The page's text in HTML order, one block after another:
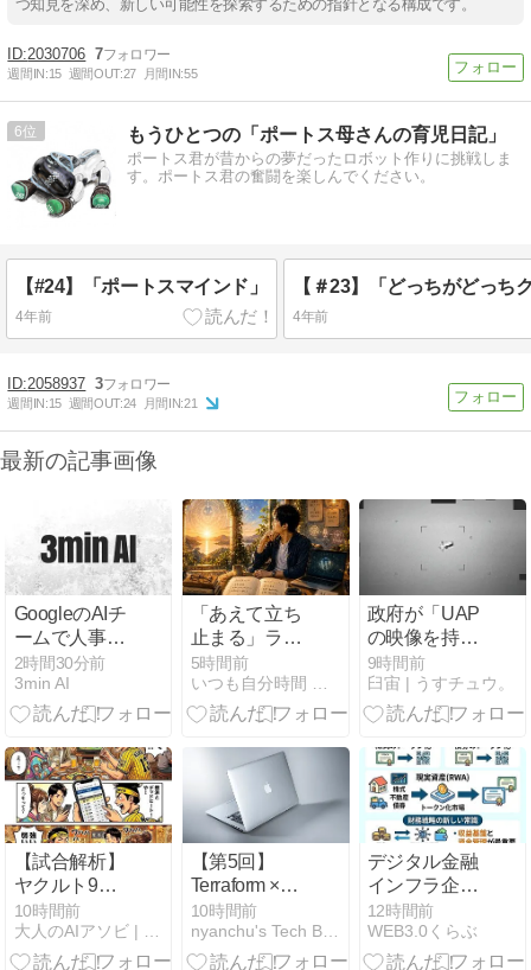
つ知見を深め、新しい可能性を探索するための指針となる構成です。
2030706 7
週間IN:15 週間OUT:27 月間IN:55
6 もうひとつの「ポートス母さんの育児日記」
ポートス君が昔からの夢だったロボット作りに挑戦しま
す。ポートス君の奮闘を楽しんでください。
【#24】「ポートスマインド」
4年前
【＃23】「どっちがどっち
4年前
2058937 3
週間IN:15 週間OUT:24 月間IN:21
最新の記事画像
GoogleのAIチ
ームで人事刷
新、主要幹部
が異動
2時間30分前
3min AI
「あえて立ち
止まる」ライ
オンズゲート
の過ごし方と
最新AI＆Pody
5時間前
政府が「UAP
の映像を持っ
ている」と認
めた日。日本
上空にラグビ
物体、そして
この一帯は世
界有数の”ホッ
トスポット”だ
そうですわ。
9時間前
臼宙 | うすチュウ。
【試合解析】
ヤクルト9安
打でソロ一発
1点！？強い
のか弱いの
10時間前
【第5回】
Terraform ×
AWS インフラ
自動化入門 —
本番運用で詰
10時間前
nyanchu's Tech Blog
デジタル金融
インフラ企業
への進化
12時間前
WEB3.0くらぶ